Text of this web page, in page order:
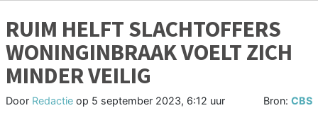
RUIM HELFT SLACHTOFFERS
WONINGINBRAAK VOELT ZICH
MINDER VEILIG
Door Redactie op 5 september 2023, 6:12 uur Bron: CBS